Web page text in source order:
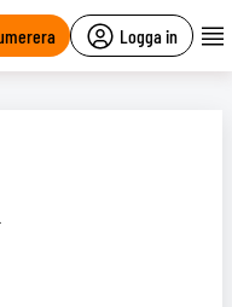
Logga in